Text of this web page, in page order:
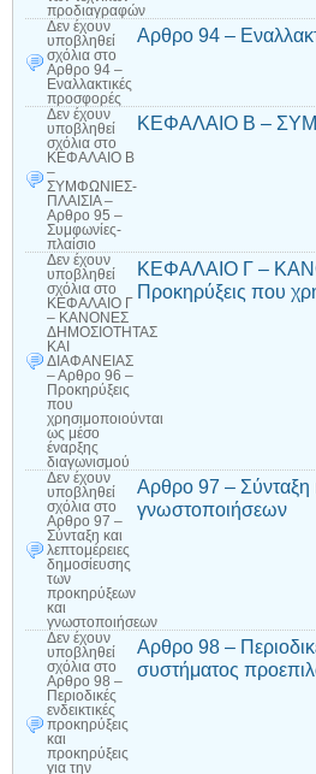
προδιαγραφών
Δεν έχουν
υποβληθεί
σχόλια στο
Αρθρο 94 –
Εναλλακτικές
προσφορές
Αρθρο 94 –
Δεν έχουν
υποβληθεί
σχόλια στο
ΚΕΦΑΛΑΙΟ Β
–
ΣΥΜΦΩΝΙΕΣ-
ΠΛΑΙΣΙΑ –
Αρθρο 95 –
Συμφωνίες-
πλαίσιο
ΚΕΦΑΛΑΙΟ Β –
Δεν έχουν
υποβληθεί
σχόλια στο
ΚΕΦΑΛΑΙΟ Γ
– ΚΑΝΟΝΕΣ
ΔΗΜΟΣΙΟΤΗΤΑΣ
ΚΑΙ
ΔΙΑΦΑΝΕΙΑΣ
– Αρθρο 96 –
Προκηρύξεις
που
χρησιμοποιούνται
ως μέσο
έναρξης
διαγωνισμού
ΚΕΦΑΛΑΙΟ Γ –
Προκηρύξεις που
Δεν έχουν
υποβληθεί
σχόλια στο
Αρθρο 97 –
Σύνταξη και
λεπτομέρειες
δημοσίευσης
των
προκηρύξεων
και
γνωστοποιήσεων
Αρθρο 97 – Σύνταξη
γνωστοποιήσεων
Δεν έχουν
υποβληθεί
σχόλια στο
Αρθρο 98 –
Περιοδικές
ενδεικτικές
προκηρύξεις
και
προκηρύξεις
για την
Αρθρο 98 –
συστήματος